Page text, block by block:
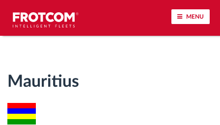
MENU
Mauritius